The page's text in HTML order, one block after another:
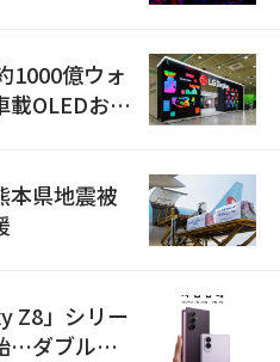
1000億ウォ
OLEDおよ
本県地震被
Z8」シリー
…ダブルス